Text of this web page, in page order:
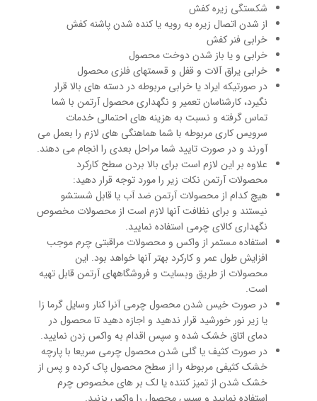
شکستگی زیره کفش
از شدن اتصال زیره به رویه یا کنده شدن پاشنه کفش
خرابی فنر کفش
خرابی و یا باز شدن دوخت محصول
خرابی یراق آلات و قفل و قسمتهای فلزی محصول
در صورتیکه ایراد یا خرابی مربوطه در دسته های بالا قرار
نگیرد، کارشناسان تعمیر و نگهداری محصول آرتمن با شما
تماس گرفته و نسبت به هزینه های احتمالی خدمات
سرویس کاری مربوطه با شما هماهنگی های لازم را بعمل می
آورند و در صورت تایید شما مراحل بعدی را انجام می دهند.
علاوه بر این لازم است برای بالا بردن سطح کارکرد
محصولات آرتمن نکات زیر را مورد توجه قرار دهید:
هیچ کدام از محصولات آرتمن ضد آب یا قابل شستشو
نیستند و برای نظافت آنها لازم است از محصولات مخصوص
نگهداری کالای چرمی استفاده نمایید.
استفاده مستمر از واکس و محصولات مراقبتی چرم موجب
افزایش طول عمر و کارکرد بهتر آنها خواهد بود. این
محصولات از طریق وبسایت و فروشگاههای آرتمن قابل تهیه
است.
در صورت خیس شدن محصول چرمی آنرا کنار وسایل گرما زا
یا زیر نور خورشید قرار ندهید و اجازه دهید تا محصول در
دمای اتاق خشک شده و سپس اقدام به واکس زدن نمایید.
در صورت کثیف یا گلی شدن محصول چرمی سریعا با پارچه
خشک کثیفی مربوطه را از سطح محصول پاک کرده و پس از
خشک شدن از تمیز کننده یا لک بر های مخصوص چرم